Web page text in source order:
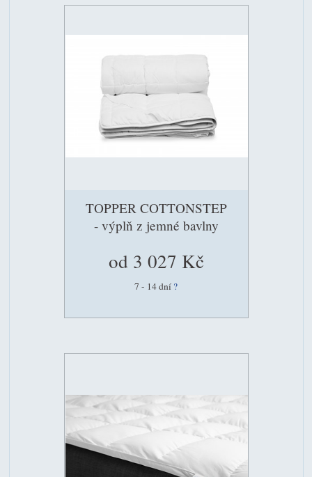
TOPPER COTTONSTEP
- výplň z jemné bavlny
od 3 027 Kč
7 - 14 dní ?